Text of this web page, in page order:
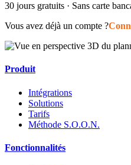
30 jours gratuits · Sans carte
Vous avez déjà un compte ?
Produit
Intégrations
Solutions
Tarifs
Méthode S.O.O.N.
Fonctionnalités